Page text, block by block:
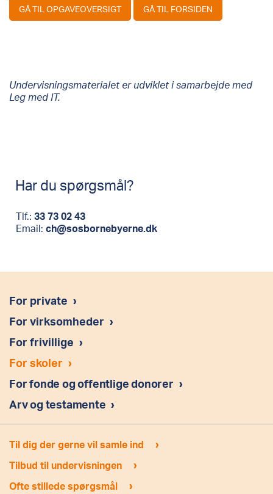
GÅ TIL OPGAVEOVERSIGT GÅ TIL FORSIDEN
Undervisningsmaterialet er udviklet i samarbejde med
Leg med IT.
Har du spørgsmål?
Tlf.: 33 73 02 43
Email: ch@sosbornebyerne.dk
For private ›
For virksomheder ›
For frivillige ›
For skoler ›
For fonde og offentlige donorer ›
Arv og testamente ›
Til dig der gerne vil samle ind ›
Tilbud til undervisningen ›
Ofte stillede spørgsmål ›